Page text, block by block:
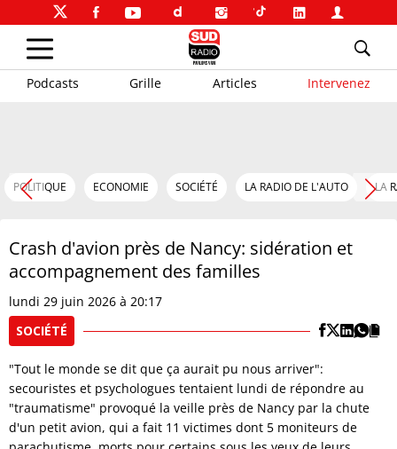
Podcasts Grille Articles Intervenez
POLITIQUE ECONOMIE SOCIÉTÉ LA RADIO DE L'AUTO LA
Crash d'avion près de Nancy: sidération et
accompagnement des familles
lundi 29 juin 2026 à 20:17
SOCIÉTÉ
"Tout le monde se dit que ça aurait pu nous arriver":
secouristes et psychologues tentaient lundi de répondre au
"traumatisme" provoqué la veille près de Nancy par la chute
d'un petit avion, qui a fait 11 victimes dont 5 moniteurs de